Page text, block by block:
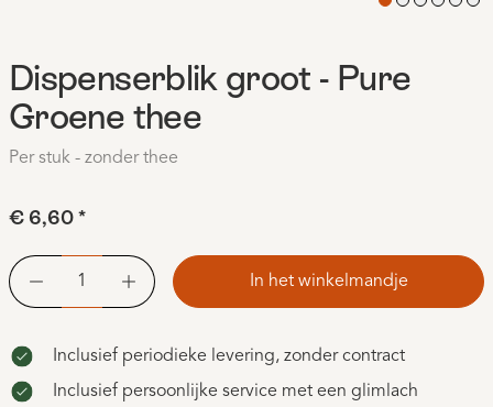
Dispenserblik groot - Pure
Groene thee
Per stuk - zonder thee
€ 6,60*
In het winkelmandje
Inclusief periodieke levering, zonder contract
Inclusief persoonlijke service met een glimlach